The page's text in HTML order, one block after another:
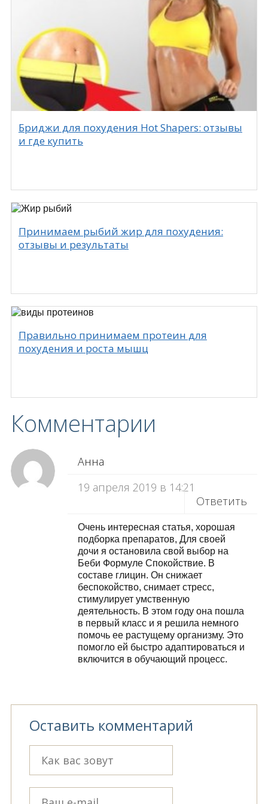
Бриджи для похудения Hot Shapers: отзывы
и где купить
Принимаем рыбий жир для похудения:
отзывы и результаты
Правильно принимаем протеин для
похудения и роста мышц
Комментарии
Анна
19 апреля 2019 в 14:21
Ответить
Очень интересная статья, хорошая
подборка препаратов, Для своей
дочи я остановила свой выбор на
Беби Формуле Спокойствие. В
составе глицин. Он снижает
беспокойство, снимает стресс,
стимулирует умственную
деятельность. В этом году она пошла
в первый класс и я решила немного
помочь ее растущему организму. Это
помогло ей быстро адаптироваться и
включится в обучающий процесс.
Оставить комментарий